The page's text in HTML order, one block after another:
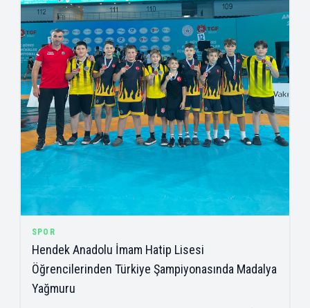
SPOR
Hendek Anadolu İmam Hatip Lisesi
Öğrencilerinden Türkiye Şampiyonasında Madalya
Yağmuru